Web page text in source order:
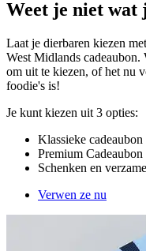
Weet je niet wat
Laat je dierbaren kiezen
West Midlands cadeaubon.
om uit te kiezen, of het nu
foodie's is!
Je kunt kiezen uit 3 opties:
Klassieke cadeaubon
Premium Cadeaubon
Schenken en
Verwen ze nu